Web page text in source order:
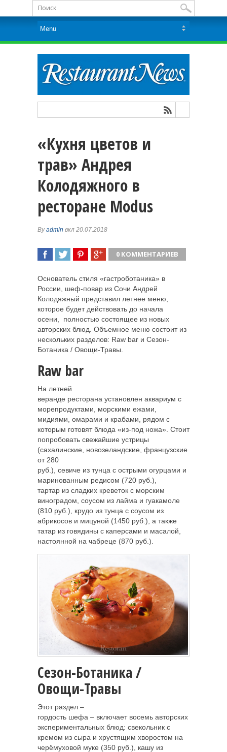
«Кухня цветов и
трав» Андрея
Колодяжного в
ресторане Modus
Byadmin вкл 20.07.2018
0 КОММЕНТАРИЕВ
Основатель стиля «гастроботаника» в
России, шеф-повар из Сочи Андрей
Колодяжный представил летнее меню,
которое будет действовать до начала
осени, полностью состоящее из новых
авторских блюд. Объемное меню состоит из
нескольких разделов: Raw bar и Сезон-
Ботаника / Овощи-Травы.
Raw bar
На летней
веранде ресторана установлен аквариум с
морепродуктами, морскими ежами,
мидиями, омарами и крабами, рядом с
которым готовят блюда «из-под ножа». Стоит
попробовать свежайшие устрицы
(сахалинские, новозеландские, французские
от 280
руб.), севиче из тунца с острыми огурцами и
маринованным редисом (720 руб.),
тартар из сладких креветок с морским
виноградом, соусом из лайма и гуакамоле
(810 руб.), крудо из тунца с соусом из
абрикосов и мицуной (1450 руб.), а также
татар из говядины с каперсами и масалой,
настоянной на чабреце (870 руб.).
Сезон-Ботаника /
Овощи-Травы
Этот раздел –
гордость шефа – включает восемь авторских
экспериментальных блюд: свекольник с
кремом из сыра и хрустящим хворостом на
черёмуховой муке (350 руб.), кашу из